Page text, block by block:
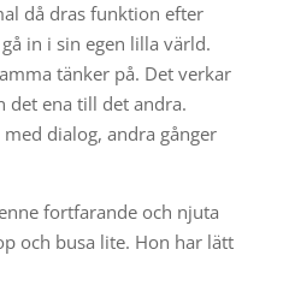
då dras funktion efter
in i sin egen lilla värld.
tänker på. Det verkar
det ena till det andra.
dialog, andra gånger
fortfarande och njuta
och busa lite. Hon har lätt